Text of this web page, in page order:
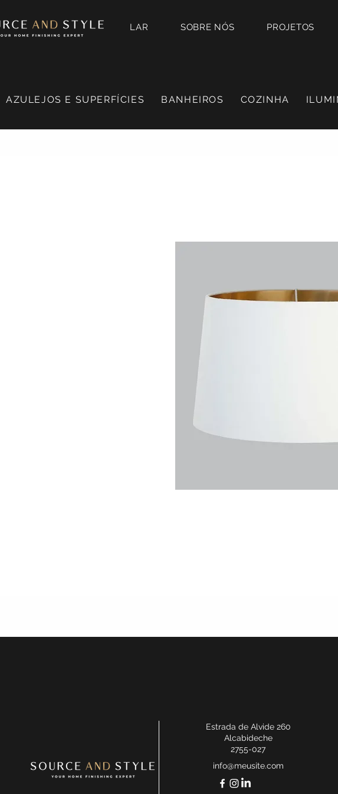
LAR SOBRE NÓS PROJETOS
AZULEJOS E SUPERFÍCIES BANHEIROS COZINHA
Estrada de Alvide 260
Alcabideche
2755-027
info@meusite.com